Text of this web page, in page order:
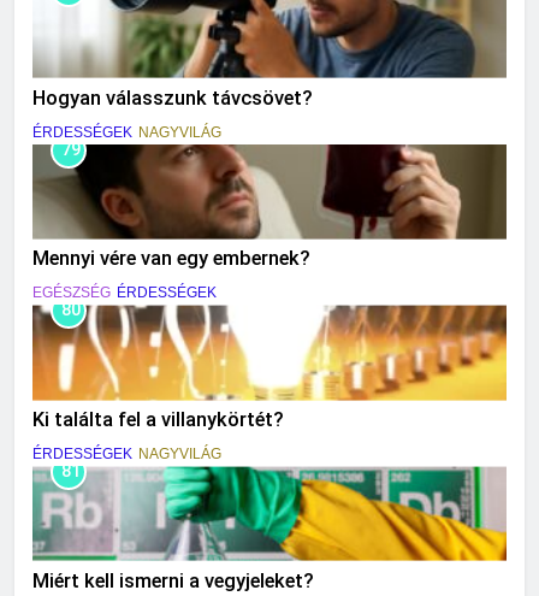
Hogyan válasszunk távcsövet?
ÉRDESSÉGEK NAGYVILÁG
79
Mennyi vére van egy embernek?
EGÉSZSÉG ÉRDESSÉGEK
80
Ki találta fel a villanykörtét?
ÉRDESSÉGEK NAGYVILÁG
81
Miért kell ismerni a vegyjeleket?